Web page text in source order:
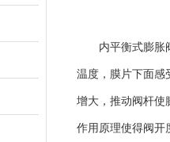
内平衡式膨胀阀
温度，膜片下面感
增大，推动阀杆使
作用原理使得阀开